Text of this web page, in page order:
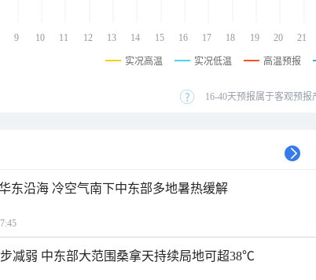
9 10 11 12 13 14 15 16 17 18 19 20 21
实况高温 实况低温 高温预报
16-40天预报属于客观预
东沿海 冷空气南下中东部多地暑热缓解
减弱 中东部大范围桑拿天持续局地可超38℃